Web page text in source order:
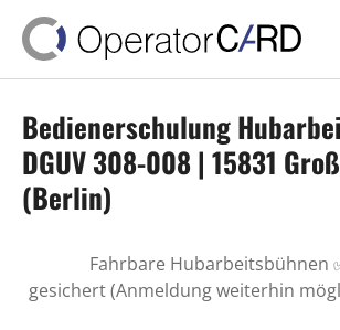
Bedienerschulung
DGUV 308-008 | 15831
(Berlin)
Fahrbare Hubarbeitsbühnen
gesichert (Anmeldung weiterhin